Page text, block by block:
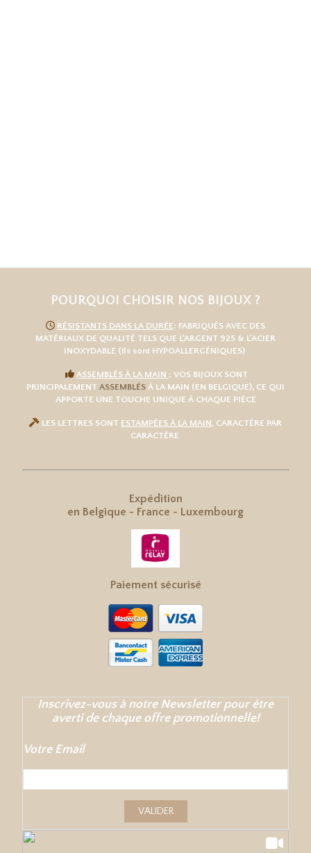
POURQUOI CHOISIR NOS BIJOUX ?
 RÉSISTANTS DANS LA DURÉE: FABRIQUÉS AVEC DES
MATÉRIAUX DE QUALITÉ TELS QUE L'ARGENT 925 & L'ACIER
INOXYDABLE (ils sont HYPOALLERGÉNIQUES)
 ASSEMBLÉS À LA MAIN : VOS BIJOUX SONT
PRINCIPALEMENT ASSEMBLÉS À LA MAIN (EN BELGIQUE), CE QUI
APPORTE UNE TOUCHE UNIQUE À CHAQUE PIÈCE
 LES LETTRES SONT ESTAMPÉES À LA MAIN, CARACTÈRE PAR
CARACTÈRE
Expédition
en Belgique - France - Luxembourg
Paiement sécurisé
Inscrivez-vous à notre Newsletter pour être
averti de chaque offre promotionnelle!
Votre Email
VALIDER